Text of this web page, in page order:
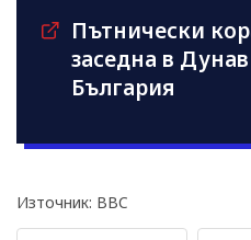
Пътнически
заседна в
България
Източник: BBC